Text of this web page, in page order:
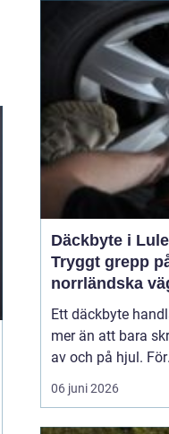
snabb avspolning
säsongen. För
Däckbyte i
Tryggt grepp
norrländska
året runt
Ett däckbyte
mer än att bara
av och på hjul. För
bilägare i Luleå är
däck, monterade
06 juni 2026